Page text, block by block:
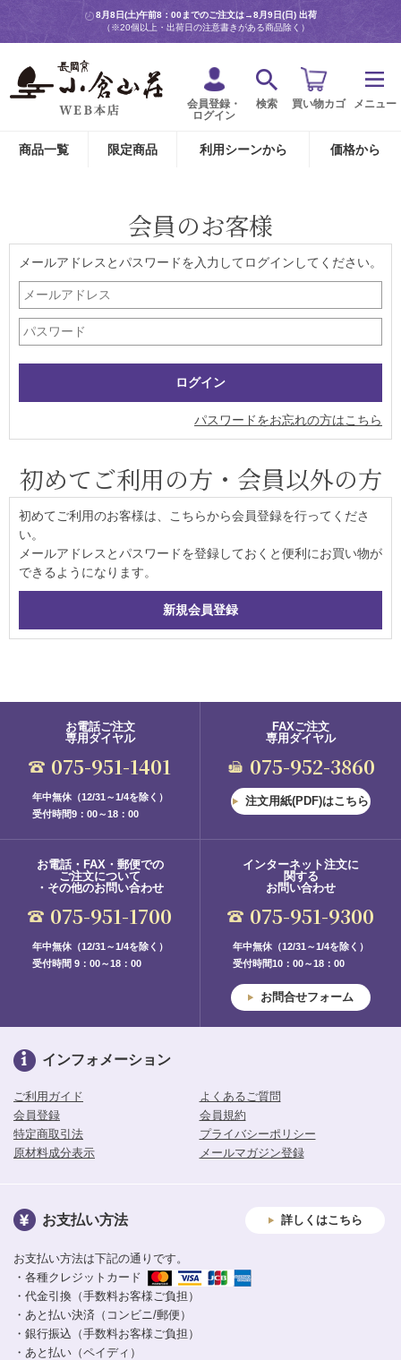
8月8日(土)午前8：00までのご注文は→8月9日(日) 出荷
（※20個以上・出荷日の注意書きがある商品除く）
会員登録・
ログイン
検索 買い物カゴ メニュー
商品一覧 限定商品 利用シーンから 価格から
会員のお客様
メールアドレスとパスワードを入力してログインしてください。
パスワードをお忘れの方はこちら
初めてご利用の方・会員以外の方
初めてご利用のお客様は、こちらから会員登録を行ってくださ
い。
メールアドレスとパスワードを登録しておくと便利にお買い物が
できるようになります。
お電話ご注文
専用ダイヤル
075-951-1401
年中無休（12/31～1/4を除く）
受付時間9：00～18：00
FAXご注文
専用ダイヤル
075-952-3860
注文用紙(PDF)はこちら
お電話・FAX・郵便での
ご注文について
・その他のお問い合わせ
075-951-1700
年中無休（12/31～1/4を除く）
受付時間 9：00～18：00
インターネット注文に
関する
お問い合わせ
075-951-9300
年中無休（12/31～1/4を除く）
受付時間10：00～18：00
お問合せフォーム
インフォメーション
ご利用ガイド
よくあるご質問
会員登録
会員規約
特定商取引法
プライバシーポリシー
原材料成分表示
メールマガジン登録
お支払い方法 詳しくはこちら
お支払い方法は下記の通りです。
・各種クレジットカード
・代金引換（手数料お客様ご負担）
・あと払い決済（コンビニ/郵便）
・銀行振込（手数料お客様ご負担）
・あと払い（ペイディ）